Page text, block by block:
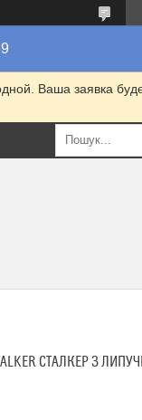
Ваша заявка
СТАЛКЕР З